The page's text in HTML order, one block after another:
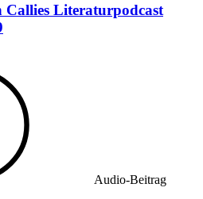
Literaturpodcast
Audio-Beitrag